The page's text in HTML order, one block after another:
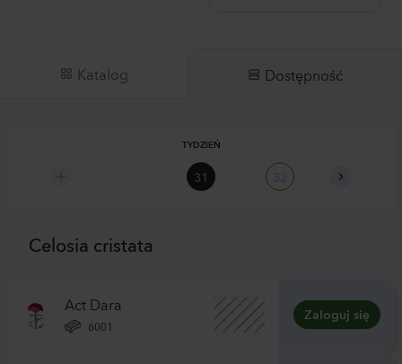
Katalog Dostępność
TYDZIEŃ
31
Celosia cristata
Act Dara
6001
Zaloguj się